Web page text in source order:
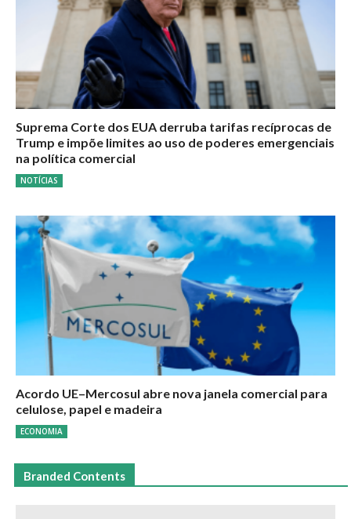
Suprema Corte dos EUA derruba tarifas recíprocas de
Trump e impõe limites ao uso de poderes emergenciais
na política comercial
NOTÍCIAS
Acordo UE–Mercosul abre nova janela comercial para
celulose, papel e madeira
ECONOMIA
Branded Contents